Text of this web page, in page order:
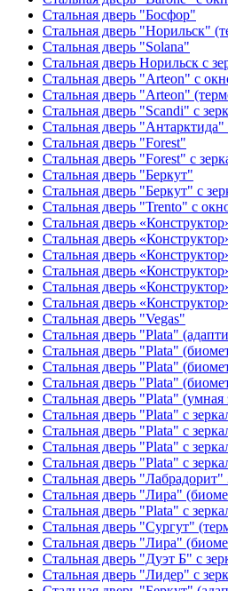
Стальная дверь "Босфор"
Стальная дверь "Норильск"
Стальная дверь "Solana"
Стальная дверь Норильск с
Стальная дверь "Arteon" с
Стальная дверь "Arteon"
Стальная дверь "Scandi" с
Стальная дверь
Стальная дверь "Forest"
Стальная дверь "Forest" с
Стальная дверь "Беркут"
Стальная дверь "Беркут" с
Стальная дверь "Trento" с
Стальная дверь
Стальная дверь
Стальная дверь
Стальная дверь
Стальная дверь
Стальная дверь
Стальная дверь "Vegas"
Стальная дверь "Plata"
Стальная дверь "Plata"
Стальная дверь "Plata"
Стальная дверь "Plata"
Стальная дверь "Plata" (умная
Стальная дверь "Plata" с
Стальная дверь "Plata" с
Стальная дверь "Plata" с
Стальная дверь "Plata" с
Стальная дверь "Лабрадорит"
Стальная дверь "Лира"
Стальная дверь "Plata" с
Стальная дверь "Сургут"
Стальная дверь "Лира"
Стальная дверь "Дуэт Б" с
Стальная дверь "Лидер" с